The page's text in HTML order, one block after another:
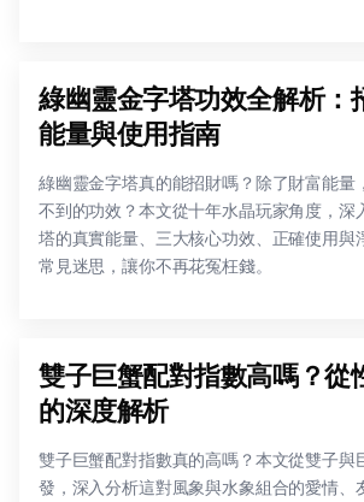
綠幽靈金字塔功效全解析：
能量與使用指南
綠幽靈金字塔真的能招財嗎？除了財富能量
不到的功效？本文從十年水晶玩家角度，深
塔的真實能量、三大核心功效、正確使用與
常見迷思，讓你不再花冤枉錢。
雙子巨蟹配對指數高嗎？從
的深度解析
雙子巨蟹配對指數真的高嗎？本文從雙子與
發，深入分析這對風象與水象組合的愛情、